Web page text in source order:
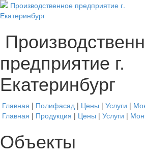
предприятие г.
Екатеринбург
Главная | Полифасад | Цены | Услуги |
Главная | Продукция | Цены | Услуги |
Объекты